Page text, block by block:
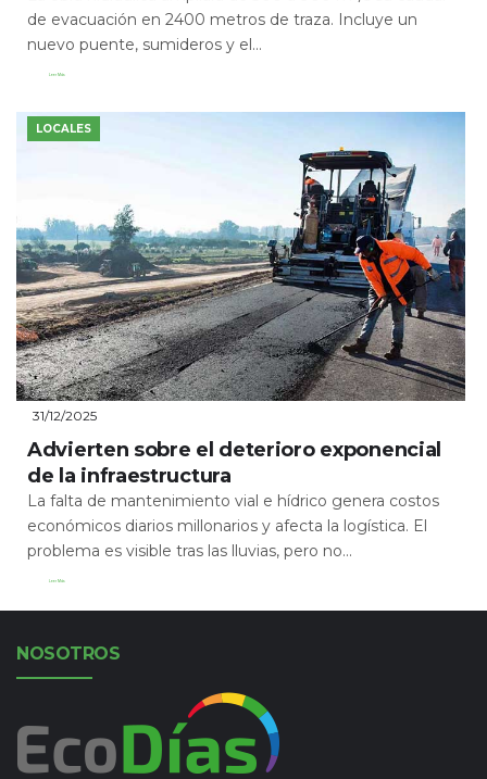
de evacuación en 2400 metros de traza. Incluye un
nuevo puente, sumideros y el...
Leer Más
LOCALES
31/12/2025
Advierten sobre el deterioro exponencial
de la infraestructura
La falta de mantenimiento vial e hídrico genera costos
económicos diarios millonarios y afecta la logística. El
problema es visible tras las lluvias, pero no...
Leer Más
NOSOTROS